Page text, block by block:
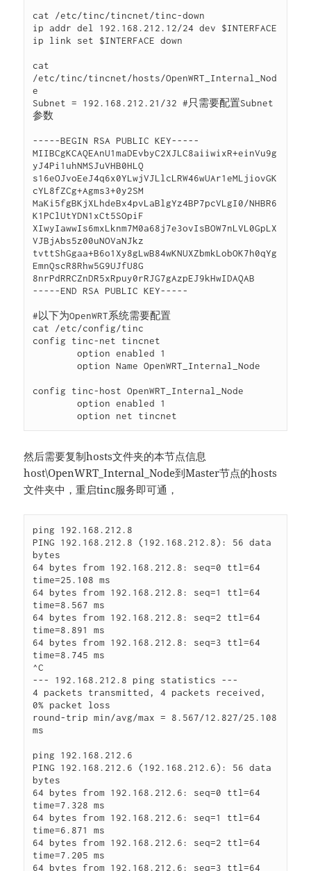
cat /etc/tinc/tincnet/tinc-down
ip addr del 192.168.212.12/24 dev $INTERFACE
ip link set $INTERFACE down
cat
/etc/tinc/tincnet/hosts/OpenWRT_Internal_Nod
e
Subnet = 192.168.212.21/32 #只需要配置Subnet
参数
-----BEGIN RSA PUBLIC KEY-----
MIIBCgKCAQEAnU1maDEvbyC2XJLC8aiiwixR+einVu9g
yJ4Pi1uhNMSJuVHB0HLQ
s16eOJvoEeJ4q6x0YLwjVJLlcLRW46wUAr1eMLjiovGK
cYL8fZCg+Agms3+0y2SM
MaKi5fgBKjXLhdeBx4pvLaBlgYz4BP7pcVLgI0/NHBR6
K1PClUtYDN1xCt5SOpiF
XIwyIawwIs6mxLknm7M0a68j7e3ovIsBOW7nLVL0GpLX
VJBjAbs5z00uNOVaNJkz
tvttShGgaa+B6o1Xy8gLwB84wKNUXZbmkLobOK7h0qYg
EmnQscR8Rhw5G9UJfU8G
8nrPdRRCZnDR5xRpuy0rRJG7gAzpEJ9kHwIDAQAB
-----END RSA PUBLIC KEY-----
#以下为OpenWRT系统需要配置
cat /etc/config/tinc
config tinc-net tincnet
	option enabled 1
	option Name OpenWRT_Internal_Node
config tinc-host OpenWRT_Internal_Node
	option enabled 1
	option net tincnet
然后需要复制hosts文件夹的本节点信息
host\OpenWRT_Internal_Node到Master节点的hosts
文件夹中，重启tinc服务即可通，
ping 192.168.212.8
PING 192.168.212.8 (192.168.212.8): 56 data
bytes
64 bytes from 192.168.212.8: seq=0 ttl=64
time=25.108 ms
64 bytes from 192.168.212.8: seq=1 ttl=64
time=8.567 ms
64 bytes from 192.168.212.8: seq=2 ttl=64
time=8.891 ms
64 bytes from 192.168.212.8: seq=3 ttl=64
time=8.745 ms
^C
--- 192.168.212.8 ping statistics ---
4 packets transmitted, 4 packets received,
0% packet loss
round-trip min/avg/max = 8.567/12.827/25.108
ms
ping 192.168.212.6
PING 192.168.212.6 (192.168.212.6): 56 data
bytes
64 bytes from 192.168.212.6: seq=0 ttl=64
time=7.328 ms
64 bytes from 192.168.212.6: seq=1 ttl=64
time=6.871 ms
64 bytes from 192.168.212.6: seq=2 ttl=64
time=7.205 ms
64 bytes from 192.168.212.6: seq=3 ttl=64